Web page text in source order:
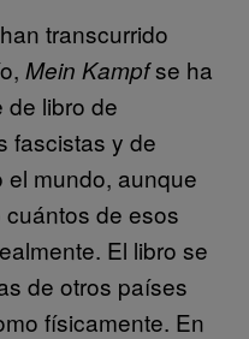
transcurrido
Mein Kampfse ha
libro de
fascistas y de
mundo, aunque
de esos
El libro se
de otros países
físicamente. En